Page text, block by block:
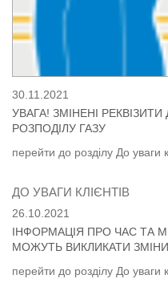
30.11.2021
УВАГА! ЗМІНЕНІ
РОЗПОДІЛУ ГАЗУ
перейти до розділу
до уваги
ДО УВАГИ КЛІЄНТІВ
26.10.2021
ІНФОРМАЦІЯ ПРО ЧАС ТА
МОЖУТЬ ВИКЛИКАТИ
ГАЗОРОЗПОДІЛЬНОЇ
перейти до розділу до уваги